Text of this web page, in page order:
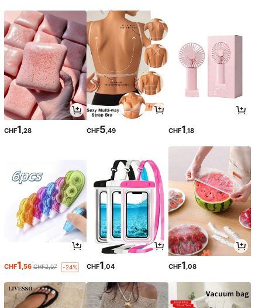
CHF1 ,28 CHF5 ,49 CHF1 ,18
CHF1,56 CHF2,07 -24% CHF1,04 CHF1,08